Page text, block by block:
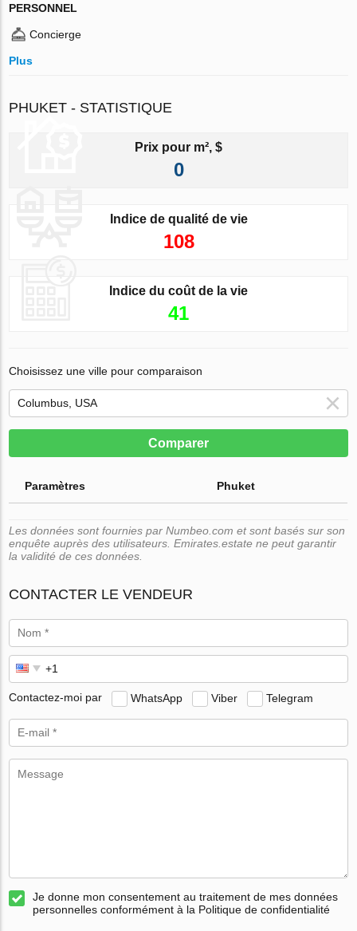
PERSONNEL
Concierge
Plus
PHUKET - STATISTIQUE
Prix pour m², $
0
Indice de qualité de vie
108
Indice du coût de la vie
41
Choisissez une ville pour comparaison
Comparer
Paramètres Phuket
Les données sont fournies par Numbeo.com et sont basés sur son
enquête auprès des utilisateurs. Emirates.estate ne peut garantir
la validité de ces données.
CONTACTER LE VENDEUR
Contactez-moi par WhatsApp Viber Telegram
Je donne mon consentement au traitement de mes données
personnelles conformément à la Politique de confidentialité